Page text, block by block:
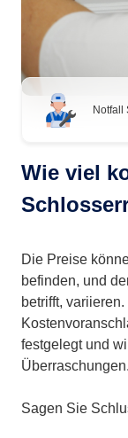
Notfall
Wie viel
Die Preise
befinden, und
betrifft,
festgelegt und
Überraschungen.
Sagen Sie